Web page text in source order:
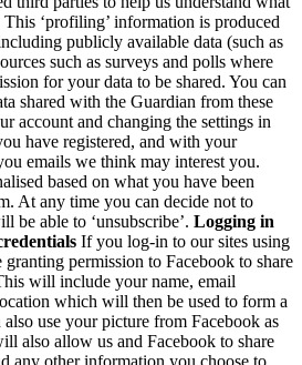
‘profiling’ information is produced
publicly available data (such as
such as surveys and polls where
for your data to be shared. You can
shared with the Guardian from these
account and changing the settings in
have registered, and with your
emails we think may interest you.
based on what you have been
At any time you can decide not to
be able to ‘unsubscribe’. Logging in
If you log-in to our sites using
permission to Facebook to share
will include your name, email
which will then be used to form a
use your picture from Facebook as
also allow us and Facebook to share